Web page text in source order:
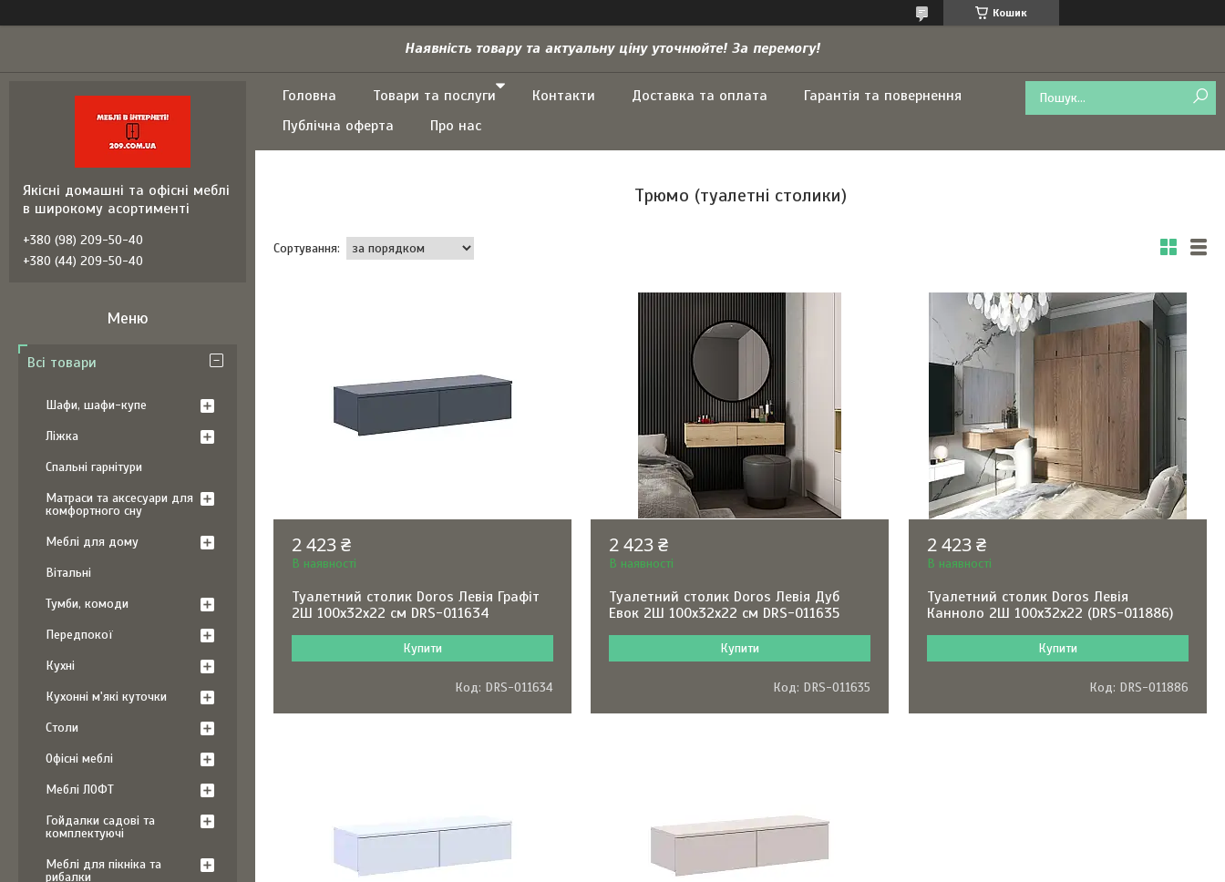
Кошик
Наявність товару та актуальну ціну уточнюйте! За перемогу!
Головна Товари та послуги Контакти Доставка та оплата
Гарантія та повернення
Публічна оферта
Про нас
Tрюмо (туалетні столики)
2 423 ₴
В наявності
Туалетний столик Doros Левія Графіт
2Ш 100х32х22 см DRS-011634
Купити
DRS-011634
2 423 ₴
В наявності
Туалетний столик Doros Левія Дуб
Евок 2Ш 100х32х22 см DRS-011635
Купити
DRS-011635
2 423 ₴
В наявності
Туалетний столик Doros Левія
Канноло 2Ш 100х32х22 (DRS-011886)
Купити
DRS-011886
Якісні домашні та офісні меблі
в широкому асортименті
+380 (98) 209-50-40
+380 (44) 209-50-40
Всі товари
Шафи, шафи-купе
Ліжка
Спальні гарнітури
Матраси та аксесуари для
комфортного сну
Меблі для дому
Вітальні
Тумби, комоди
Передпокої
Кухні
Кухонні м'які куточки
Столи
Офісні меблі
Меблі ЛОФТ
Гойдалки садові та
комплектуючі
Меблі для пікніка та
рибалки